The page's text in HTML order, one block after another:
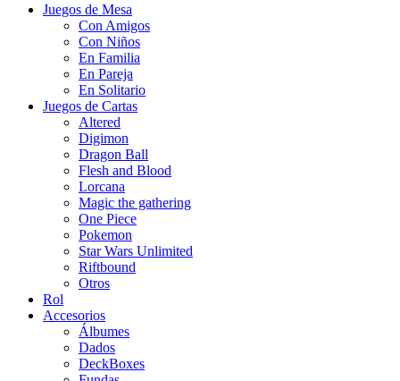
Juegos de Mesa
Con Amigos
Con Niños
En Familia
En Pareja
En Solitario
Juegos de Cartas
Altered
Digimon
Dragon Ball
Flesh and Blood
Lorcana
Magic the gathering
One Piece
Pokemon
Star Wars Unlimited
Riftbound
Otros
Rol
Accesorios
Álbumes
Dados
DeckBoxes